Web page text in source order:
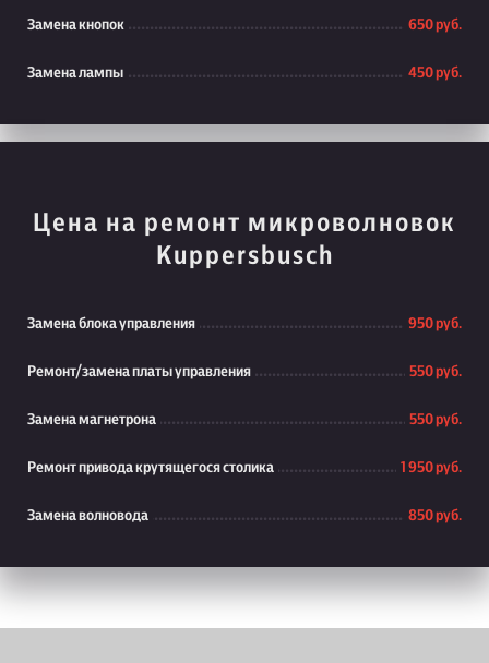
Замена кнопок 650 руб.
Замена лампы 450 руб.
Цена на ремонт микроволновок
Kuppersbusch
Замена блока управления 950 руб.
Ремонт/замена платы управления 550 руб.
Замена магнетрона 550 руб.
Ремонт привода крутящегося столика 1 950 руб.
Замена волновода 850 руб.